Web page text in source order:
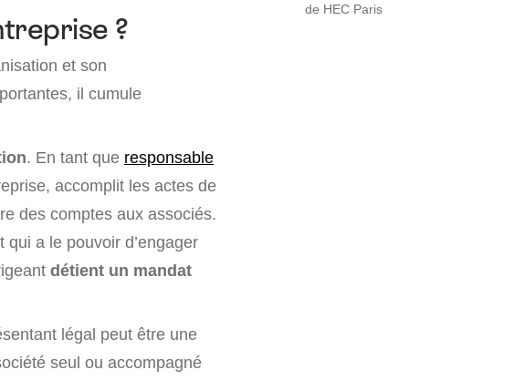
?
et son
il cumule
. En tant que responsable
accomplit les actes de
des comptes aux associés.
a le pouvoir d’engager
détient un mandat
légal peut être une
seul ou accompagné
de HEC Paris